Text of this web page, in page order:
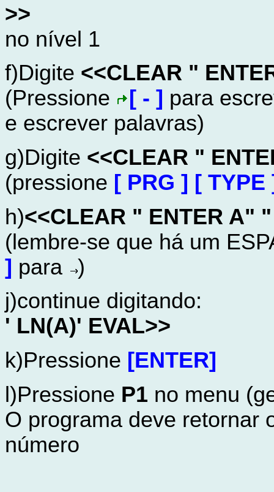
>>
no nível 1
f)Digite <<CLEAR "
(Pressione
[ - ] para
e escrever palavras)
g)Digite <<CLEAR "
(pressione [ PRG ] [
h)<<CLEAR " ENTER A"
(lembre-se que há um
] para
)
j)continue digitando:
' LN(A)' EVAL>>
k)Pressione [ENTER]
l)Pressione P1 no menu
O programa deve retornar
número